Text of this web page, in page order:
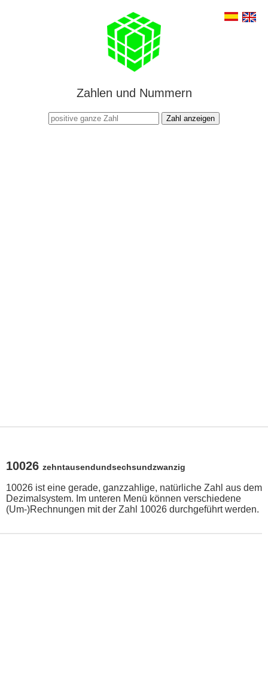
Zahlen und Nummern
Zahl anzeigen
10026 zehntausendundsechsundzwanzig
10026 ist eine gerade, ganzzahlige, natürliche Zahl aus dem
Dezimalsystem. Im unteren Menü können verschiedene
(Um-)Rechnungen mit der Zahl 10026 durchgeführt werden.